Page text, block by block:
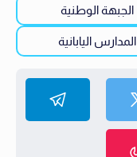
الجبهة الوطنية
المدارس اليابانية